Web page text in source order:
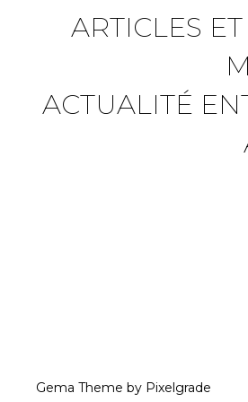
ARTICLES
ACTUALITÉ
Gema Theme by Pixelgrade